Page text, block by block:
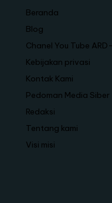
Beranda
Blog
Chanel You Tube
Kebijakan privasi
Kontak Kami
Pedoman Media Siber
Redaksi
Tentang kami
Visi misi